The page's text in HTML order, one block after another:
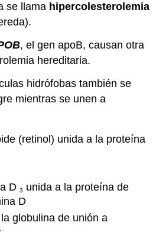
se llama hipercolesterolemia
, el gen apoB, causan otra
hereditaria.
hidrófobas también se
mientras se unen a
(retinol) unida a la proteína
D 3
unida a la proteína de
D
globulina de unión a